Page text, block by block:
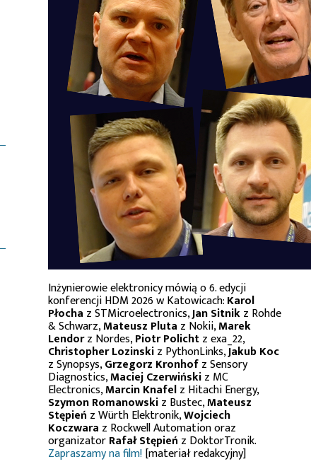
Inżynierowie elektronicy mówią o 6. edycji
konferencji HDM 2026 w Katowicach:Karol
Płocha z STMicroelectronics,Jan Sitnikz Rohde
& Schwarz,Mateusz Pluta z Nokii,Marek
Lendorz Nordes,Piotr Polichtz exa_22,
Christopher Lozinskiz PythonLinks,Jakub Koc
z Synopsys,Grzegorz Kronhofz Sensory
Diagnostics,Maciej Czerwińskiz MC
Electronics,Marcin Knafelz Hitachi Energy,
Szymon Romanowskiz Bustec,Mateusz
Stępień z Würth Elektronik,Wojciech
Koczwara z Rockwell Automation oraz
organizatorRafał Stępień z DoktorTronik.
Zapraszamy na film![materiał redakcyjny]